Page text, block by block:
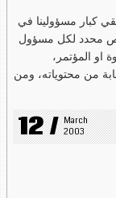
كبار مسؤولينا في
محدد لكل مسؤول
او المؤتمر،
من محتوياته، ومن
12 / March
2003